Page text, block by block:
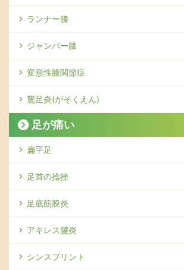
ランナー膝
ジャンパー膝
変形性膝関節症
鵞足炎(がそくえん)
足が痛い
扁平足
足首の捻挫
足底筋膜炎
アキレス腱炎
シンスプリント